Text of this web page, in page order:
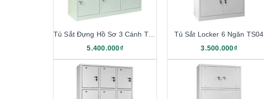
Tủ Sắt Đựng Hồ Sơ 3 Cánh TS03D
5.400.000₫
Tủ Sắt Locker 6 Ngăn TS04
3.500.000₫